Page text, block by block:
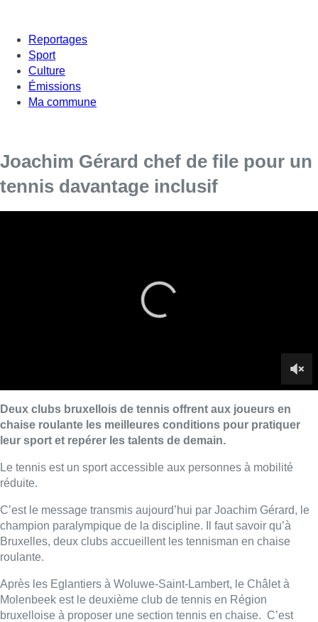
Reportages
Sport
Culture
Émissions
Ma commune
Joachim Gérard chef de file pour un
tennis davantage inclusif
C’est le message transmis aujourd’hui par Joachim Gérard, le
Bruxelles, deux clubs accueillent les tennisman en chaise
Après les Eglantiers à Woluwe-Saint-Lambert, le Châlet à
Molenbeek est le deuxième club de tennis en Région
bruxelloise à proposer une section tennis en chaise. C’est
dans cette volonté d’inclusion que le club a recruté des
au handisport.
et Corinne DE BEUL
Lire aussi :
Le siège bruxellois d’AXA fermé
plusieurs jours après une